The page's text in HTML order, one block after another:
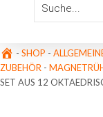
- SHOP -
ZUBEHÖR -
SET AUS 12